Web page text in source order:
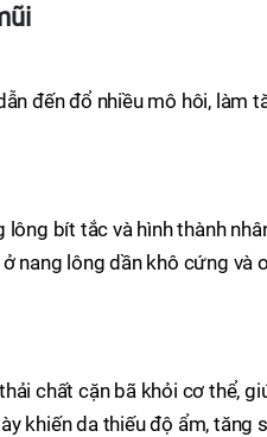
đến đổ nhiều mô hôi, làm
bít tắc và hình thành
nang lông dần khô cứng và
chất cặn bã khỏi cơ thể,
khiến da thiếu độ ẩm, tăng